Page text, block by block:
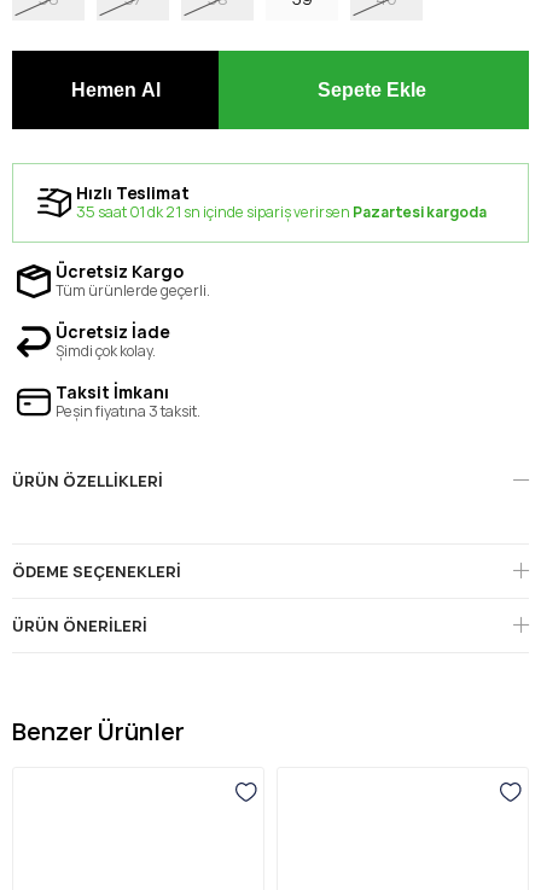
Hızlı Teslimat
35 saat 01 dk 21 sn içinde sipariş verirsen Pazartesi kargoda
Ücretsiz Kargo
Tüm ürünlerde geçerli.
Ücretsiz İade
Şimdi çok kolay.
Taksit İmkanı
Peşin fiyatına 3 taksit.
ÜRÜN ÖZELLIKLERI
ÖDEME SEÇENEKLERI
ÜRÜN ÖNERILERI
Benzer Ürünler